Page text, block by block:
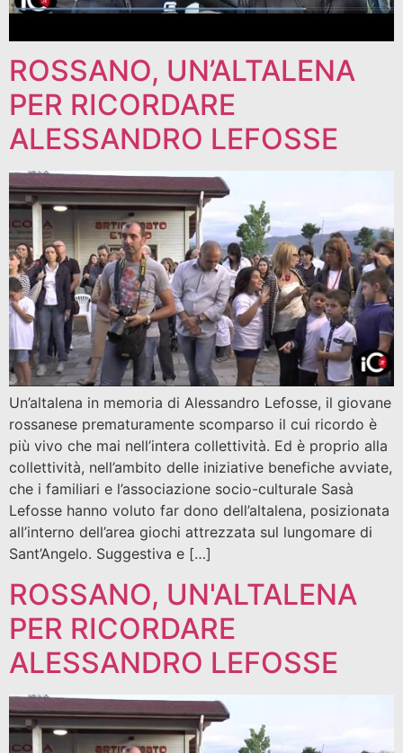
ROSSANO, UN’ALTALENA
PER RICORDARE
ALESSANDRO LEFOSSE
Un’altalena in memoria di Alessandro Lefosse, il giovane
rossanese prematuramente scomparso il cui ricordo è
più vivo che mai nell’intera collettività. Ed è proprio alla
collettività, nell’ambito delle iniziative benefiche avviate,
che i familiari e l’associazione socio-culturale Sasà
Lefosse hanno voluto far dono dell’altalena, posizionata
all’interno dell’area giochi attrezzata sul lungomare di
Sant’Angelo. Suggestiva e […]
ROSSANO, UN'ALTALENA
PER RICORDARE
ALESSANDRO LEFOSSE